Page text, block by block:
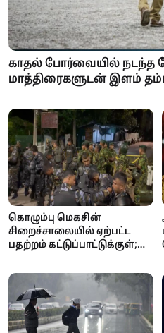
காதல் போர்வையில் நடந்த
மாத்திரைகளுடன் இளம்
கொழும்பு மெகசின்
சிறைச்சாலையில் ஏற்பட்ட
பதற்றம் கட்டுப்பாட்டுக்குள்;
களமிறக்கம்